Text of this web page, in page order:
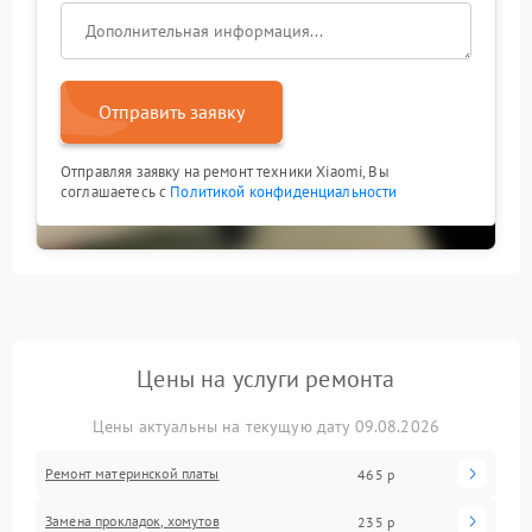
Отправить заявку
Отправляя заявку на ремонт техники Xiaomi, Вы
соглашаетесь с Политикой конфиденциальности
Цены на услуги ремонта
Цены актуальны на текущую дату 09.08.2026
Ремонт материнской платы 465 р
Замена прокладок, хомутов 235 р